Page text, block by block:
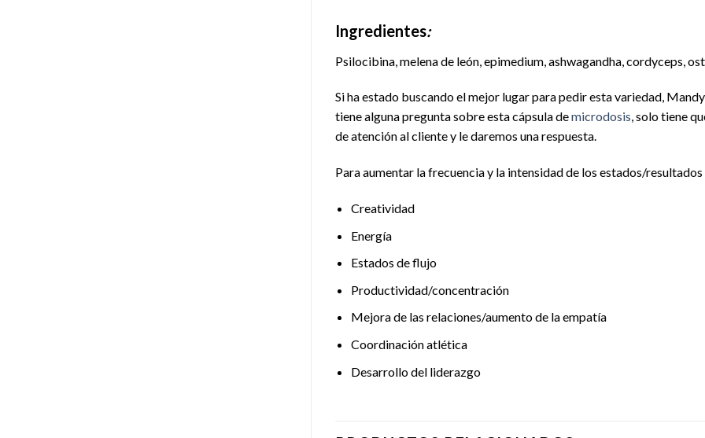
€1,020.00
Ingredientes:
Psilocibina, melena de león, epimedium, ashwagandha, cordyceps,
Si ha estado buscando el mejor lugar para pedir esta variedad,
tiene alguna pregunta sobre esta cápsula demicrodosis, solo tiene
de atención al cliente y le daremos una respuesta.
Para aumentar la frecuencia y la intensidad de los estados/
Creatividad
Energía
Estados de flujo
Productividad/concentración
Mejora de las relaciones/aumento de la empatía
Coordinación atlética
Desarrollo del liderazgo